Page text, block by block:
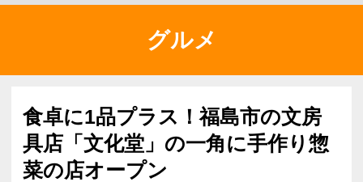
グルメ
食卓に1品プラス！福島市の文房
具店「文化堂」の一角に手作り惣
菜の店オープン